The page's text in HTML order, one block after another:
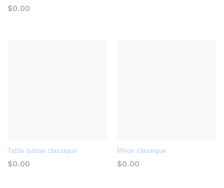
$0.00
Table basse classique
$0.00
Miroir classique
$0.00